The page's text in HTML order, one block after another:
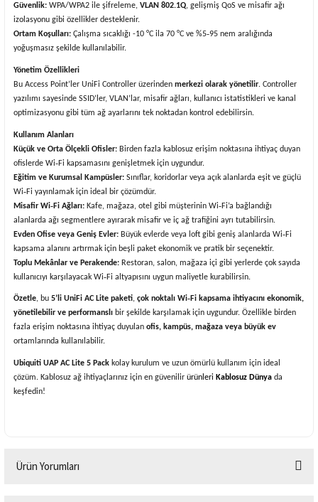
Güvenlik: WPA/WPA2 ile şifreleme, VLAN 802.1Q, gelişmiş QoS ve misafir ağı
izolasyonu gibi özellikler desteklenir.
Ortam Koşulları: Çalışma sıcaklığı -10 °C ila 70 °C ve %5‑95 nem aralığında
yoğuşmasız şekilde kullanılabilir.
Yönetim Özellikleri
Bu Access Point’ler UniFi Controller üzerinden merkezi olarak yönetilir. Controller
yazılımı sayesinde SSID’ler, VLAN’lar, misafir ağları, kullanıcı istatistikleri ve kanal
optimizasyonu gibi tüm ağ ayarlarını tek noktadan kontrol edebilirsin.
Kullanım Alanları
Küçük ve Orta Ölçekli Ofisler: Birden fazla kablosuz erişim noktasına ihtiyaç duyan
ofislerde Wi‑Fi kapsamasını genişletmek için uygundur.
Eğitim ve Kurumsal Kampüsler: Sınıflar, koridorlar veya açık alanlarda eşit ve güçlü
Wi‑Fi yayınlamak için ideal bir çözümdür.
Misafir Wi‑Fi Ağları: Kafe, mağaza, otel gibi müşterinin Wi‑Fi’a bağlandığı
alanlarda ağı segmentlere ayırarak misafir ve iç ağ trafiğini ayrı tutabilirsin.
Evden Ofise veya Geniş Evler: Büyük evlerde veya loft gibi geniş alanlarda Wi‑Fi
kapsama alanını artırmak için beşli paket ekonomik ve pratik bir seçenektir.
Toplu Mekânlar ve Perakende: Restoran, salon, mağaza içi gibi yerlerde çok sayıda
kullanıcıyı karşılayacak Wi‑Fi altyapısını uygun maliyetle kurabilirsin.
Özetle, bu 5’li UniFi AC Lite paketi, çok noktalı Wi‑Fi kapsama ihtiyacını ekonomik,
yönetilebilir ve performanslı bir şekilde karşılamak için uygundur. Özellikle birden
fazla erişim noktasına ihtiyaç duyulan ofis, kampüs, mağaza veya büyük ev
ortamlarında kullanılabilir.
Ubiquiti UAP AC Lite 5 Pack kolay kurulum ve uzun ömürlü kullanım için ideal
çözüm. Kablosuz ağ ihtiyaçlarınız için en güvenilir ürünleri Kablosuz Dünya da
keşfedin!
Ürün Yorumları